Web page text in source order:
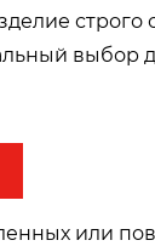
строго
выбор
или